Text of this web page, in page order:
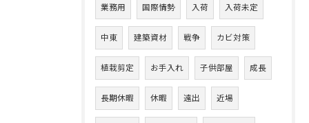
業務用 国際情勢 入荷 入荷未定
中東 建築資材 戦争 カビ対策
植栽剪定 お手入れ 子供部屋 成長
長期休暇 休暇 遠出 近場